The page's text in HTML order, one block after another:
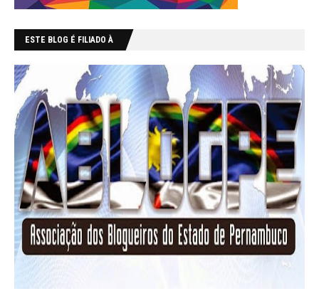
ESTE BLOG É FILIADO À